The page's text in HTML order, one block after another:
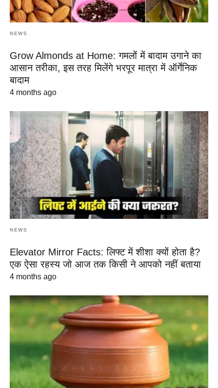
NEWS
Grow Almonds at Home: गमलों में बादाम उगाने का
आसान तरीका, इस तरह मिलेंगे भरपूर मात्रा में ऑर्गेनिक
बादाम
4 months ago
NEWS
Elevator Mirror Facts: लिफ्ट में शीशा क्यों होता है?
एक ऐसा रहस्य जो आज तक किसी ने आपको नहीं बताया
4 months ago